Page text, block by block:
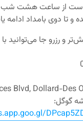
و تا دوی بامداد ادامه
و رزرو جا می‌توانید
گوگل: